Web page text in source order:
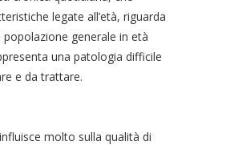
legate all’età, riguarda
popolazione generale in età
una patologia difficile
e da trattare.
molto sulla qualità di